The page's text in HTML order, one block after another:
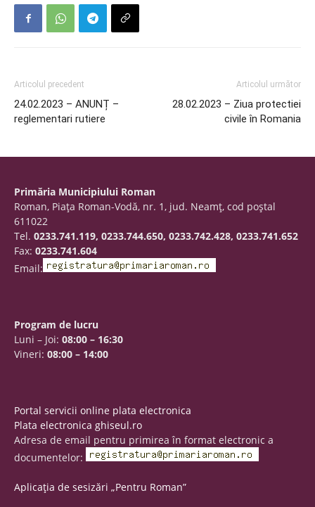
Articolul precedent
24.02.2023 – ANUNȚ –
reglementari rutiere
Articolul următor
28.02.2023 – Ziua protectiei
civile în Romania
Primăria Municipiului Roman
Roman, Piaţa Roman-Vodă, nr. 1, jud. Neamţ, cod poştal
611022
Tel. 0233.741.119, 0233.744.650, 0233.742.428, 0233.741.652
Fax: 0233.741.604
Email:
Program de lucru
Luni – Joi: 08:00 – 16:30
Vineri: 08:00 – 14:00
Portal servicii online plata electronica
Plata electronica ghiseul.ro
Adresa de email pentru primirea în format electronic a
documentelor:
Aplicația de sesizări „Pentru Roman”